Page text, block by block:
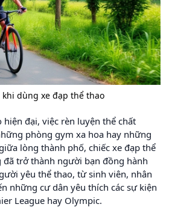
khi dùng xe đạp thể thao
đại, việc rèn luyện thể chất
phòng gym xa hoa hay những
lòng thành phố, chiếc xe đạp thể
trở thành người bạn đồng hành
yêu thể thao, từ sinh viên, nhân
những cư dân yêu thích các sự kiện
League hay Olympic.